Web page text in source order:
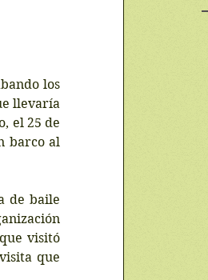
los
llevaría
el 25 de
barco al
de baile
visitó
que